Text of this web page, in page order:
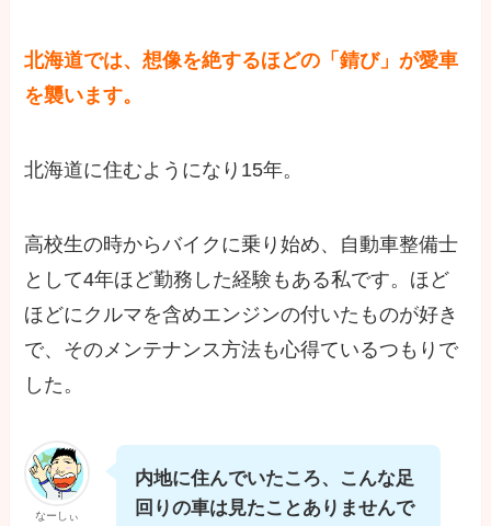
北海道では、想像を絶するほどの「錆び」が愛車
を襲います。
北海道に住むようになり15年。
高校生の時からバイクに乗り始め、自動車整備士
として4年ほど勤務した経験もある私です。ほど
ほどにクルマを含めエンジンの付いたものが好き
で、そのメンテナンス方法も心得ているつもりで
した。
なーしぃ
内地に住んでいたころ、こんな足
回りの車は見たことありませんで